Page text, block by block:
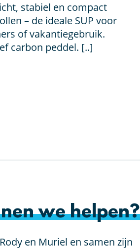
stabiel en compact
– de ideale SUP voor
of vakantiegebruik.
carbon peddel. [..]
we helpen?
en Muriel en samen zijn